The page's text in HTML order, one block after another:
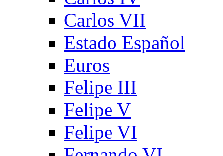
Carlos VII
Estado Español
Euros
Felipe III
Felipe V
Felipe VI